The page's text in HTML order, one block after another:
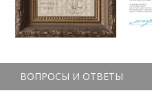
ВОПРОСЫ И ОТВЕТЫ